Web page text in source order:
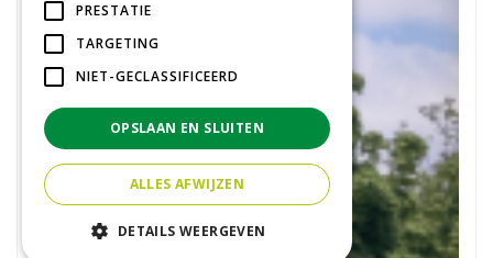
PRESTATIE
TARGETING
NIET-GECLASSIFICEERD
OPSLAAN EN SLUITEN
ALLES AFWIJZEN
DETAILS WEERGEVEN